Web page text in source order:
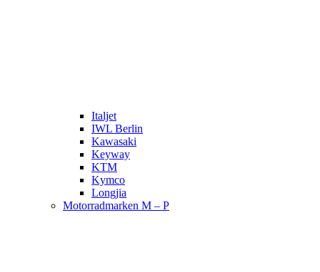
Italjet
IWL Berlin
Kawasaki
Keyway
KTM
Kymco
Longjia
Motorradmarken M – P